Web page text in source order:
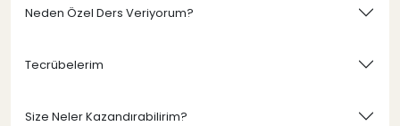
Neden Özel Ders Veriyorum?
Tecrübelerim
Size Neler Kazandırabilirim?